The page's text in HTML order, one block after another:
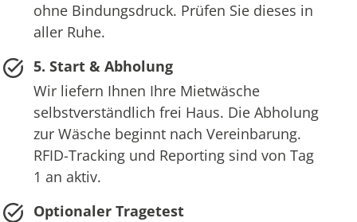
ohne Bindungsdruck. Prüfen Sie dieses in
aller Ruhe.
5. Start & Abholung
Wir liefern Ihnen Ihre Mietwäsche
selbstverständlich frei Haus. Die Abholung
zur Wäsche beginnt nach Vereinbarung.
RFID-Tracking und Reporting sind von Tag
1 an aktiv.
Optionaler Tragetest